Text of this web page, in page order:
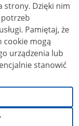
nim
że
cookie mogą
urządzenia lub
stanowić